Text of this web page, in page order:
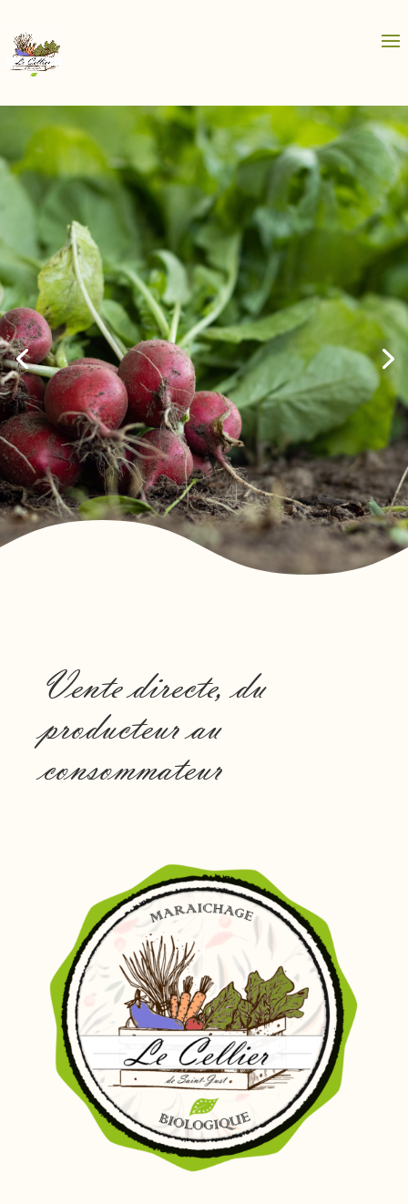
Des légumes Bio à la
vente directe
Notre engagement qualité
Vente directe, du
producteur au
consommateur